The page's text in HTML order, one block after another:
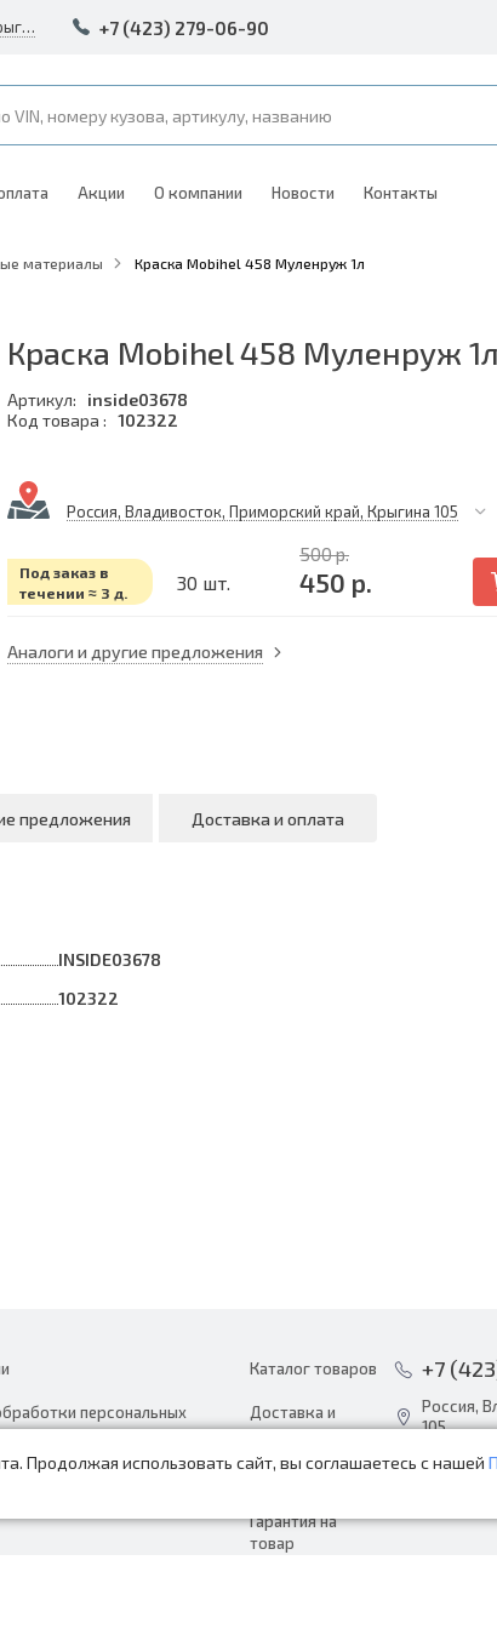
Продолжая использовать сайт, вы соглашаетесь с нашей
Россия, Владивосток, Приморский край, Крыгина 105 +7 (423) 279-06-90
Акции О компании Новости Контакты
материалы Краска Mobihel 458 Муленруж 1л
Краска Mobihel 458 Муленруж 1л
Артикул:
inside03678
Код товара : 102322
Россия, Владивосток, Приморский край, Крыгина 105
Под заказ в
течении ≈ 3 д.
30 шт.
500 р.
450 р.
Аналоги и другие предложения
предложения Доставка и оплата
INSIDE03678
102322
персональных
Каталог товаров
Доставка и
оплата
Акции
Гарантия на
товар
+7
Россия,
105